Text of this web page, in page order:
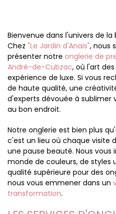
Bienvenue dans l'univers de
Chez "Le Jardin d'Anais", nous
présenter notre onglerie de
André-de-Cubzac, où l'art
expérience de luxe. Si vous
de haute qualité, une
d'experts dévouée à sublimer
au bon endroit.
Notre onglerie est bien plus
c'est un lieu où chaque visite
une pause beauté. Nous
monde de couleurs, de styles
qualité supérieure pour des
nous vous emmener dans un
transformation.